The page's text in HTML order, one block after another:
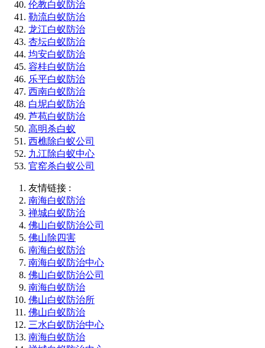
伦教白蚁防治
勒流白蚁防治
龙江白蚁防治
杏坛白蚁防治
均安白蚁防治
容桂白蚁防治
乐平白蚁防治
西南白蚁防治
白坭白蚁防治
芦苞白蚁防治
高明杀白蚁
西樵除白蚁公司
九江除白蚁中心
官窑杀白蚁公司
友情链接 :
南海白蚁防治
禅城白蚁防治
佛山白蚁防治公司
佛山除四害
南海白蚁防治
南海白蚁防治中心
佛山白蚁防治公司
南海白蚁防治
佛山白蚁防治所
佛山白蚁防治
三水白蚁防治中心
南海白蚁防治